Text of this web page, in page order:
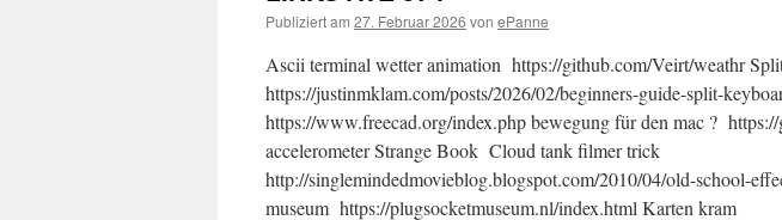
Publiziert am 27. Februar 2026 von ePanne
Ascii terminal wetter animation https://github.com/Veirt/weathr
https://justinmklam.com/posts/2026/02/beginners-guide-split-
https://www.freecad.org/index.php bewegung für den mac ?
accelerometer Strange Book Cloud tank filmer trick
http://singlemindedmovieblog.blogspot.com/2010/04/old-school-
museum https://plugsocketmuseum.nl/index.html Karten kram